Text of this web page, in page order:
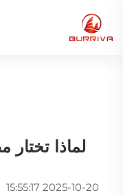
لماذا
2025-10-20 15:55:17